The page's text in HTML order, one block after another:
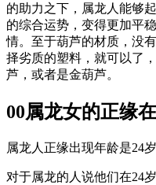
的助力之下，属龙人能够
的综合运势，变得更加平
情。至于葫芦的材质，没
择劣质的塑料，就可以了
芦，或者是金葫芦。
00属龙女的正缘
属龙人正缘出现年龄是24岁
对于属龙的人说他们在24